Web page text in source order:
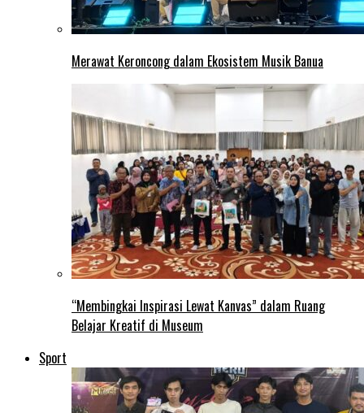
Merawat Keroncong dalam Ekosistem Musik Banua
“Membingkai Inspirasi Lewat Kanvas” dalam Ruang
Belajar Kreatif di Museum
Sport